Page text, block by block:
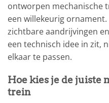
ontworpen mechanische
een willekeurig
zichtbare aandrijvingen
een technisch idee in zit,
elkaar te passen.
Hoe kies je de juiste
trein